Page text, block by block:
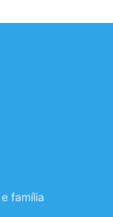
família